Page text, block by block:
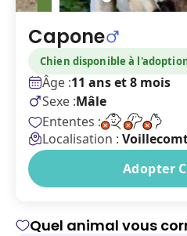
Capone
Chien disponible à
Âge :11 ans et 8 mois
Sexe :Mâle
Ententes :
Localisation :
Adopter
Quel animal vous